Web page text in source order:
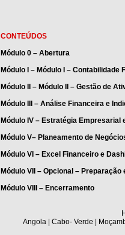
CONTEÚDOS
Módulo 0 – Abertura
Módulo I – Módulo I – Contabilidade
Módulo II – Módulo II – Gestão de
Módulo III – Análise Financeira e
Módulo IV – Estratégia Empresarial
Módulo V– Planeamento de
Módulo VI – Excel Financeiro e
Módulo VII – Opcional – Preparação
Módulo VIII – Encerramento
Angola | Cabo- Verde |